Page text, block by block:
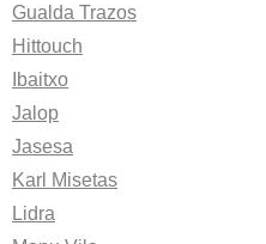
Gualda Trazos
Hittouch
Ibaitxo
Jalop
Jasesa
Karl Misetas
Lidra